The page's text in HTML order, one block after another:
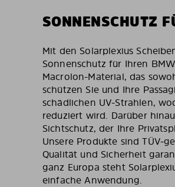
SONNENSCHUTZ
Mit den Solarplexius
Sonnenschutz für Ihren
Macrolon-Material, das
schützen Sie und Ihre
schädlichen UV-Strahlen,
reduziert wird. Darüber
Sichtschutz, der Ihre
Unsere Produkte sind TÜV-
Qualität und Sicherheit
ganz Europa steht
einfache Anwendung.